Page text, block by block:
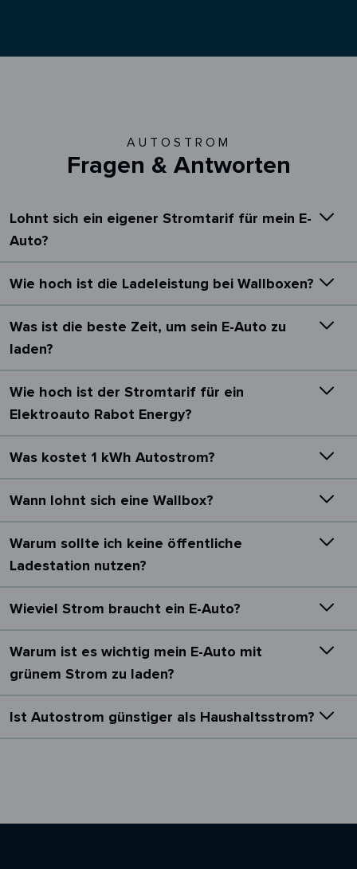
AUTOSTROM
Fragen & Antworten
Lohnt sich ein eigener Stromtarif für mein E-
Auto?
Wie hoch ist die Ladeleistung bei Wallboxen?
Was ist die beste Zeit, um sein E-Auto zu
laden?
Wie hoch ist der Stromtarif für ein
Elektroauto Rabot Energy?
Was kostet 1 kWh Autostrom?
Wann lohnt sich eine Wallbox?
Warum sollte ich keine öffentliche
Ladestation nutzen?
Wieviel Strom braucht ein E-Auto?
Warum ist es wichtig mein E-Auto mit
grünem Strom zu laden?
Ist Autostrom günstiger als Haushaltsstrom?